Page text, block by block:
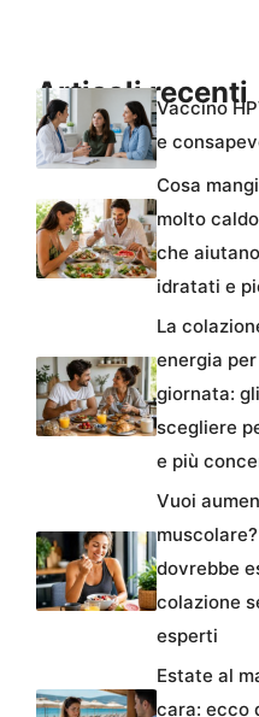
Articoli recenti
Vaccino
e
Cosa
molto
che
idratati e
La
energia
giornata:
scegliere
e più
Vuoi
dovrebbe
colazione
esperti
Estate al
cara: ecco